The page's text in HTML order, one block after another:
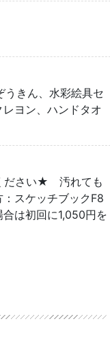
うきん、水彩絵具セ
ヨン、ハンドタオ
ださい★ 汚れても
スケッチブックF8
は初回に1,050円を